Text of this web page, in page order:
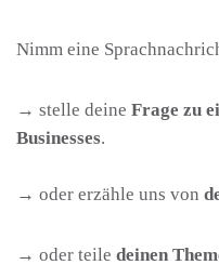
Nimm eine
→ stelle deine Frage zu
Businesses.
→ oder erzähle uns von
→ oder teile deinen